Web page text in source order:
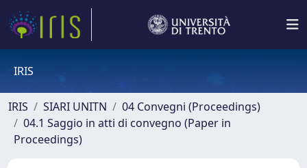
IRIS
IRIS SIARI UNITN
04 Convegni (Proceedings)
04.1 Saggio in atti di convegno (Paper in
Proceedings)